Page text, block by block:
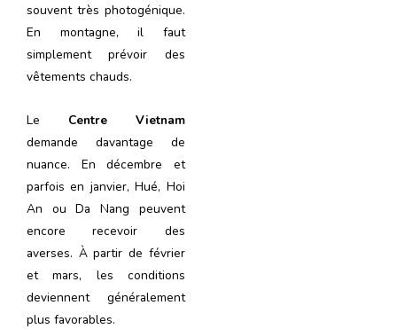
souvent très photogénique.
En montagne, il faut
simplement prévoir des
vêtements chauds.
Le Centre Vietnam
demande davantage de
nuance. En décembre et
parfois en janvier, Hué, Hoi
An ou Da Nang peuvent
encore recevoir des
averses. À partir de février
et mars, les conditions
deviennent généralement
plus favorables.